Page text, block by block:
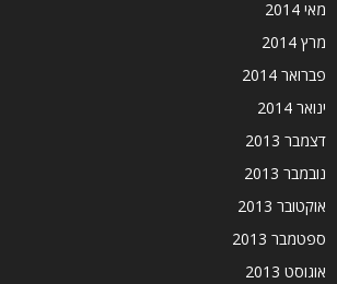
מאי 2014
מרץ 2014
פברואר 2014
ינואר 2014
דצמבר 2013
נובמבר 2013
אוקטובר 2013
ספטמבר 2013
אוגוסט 2013